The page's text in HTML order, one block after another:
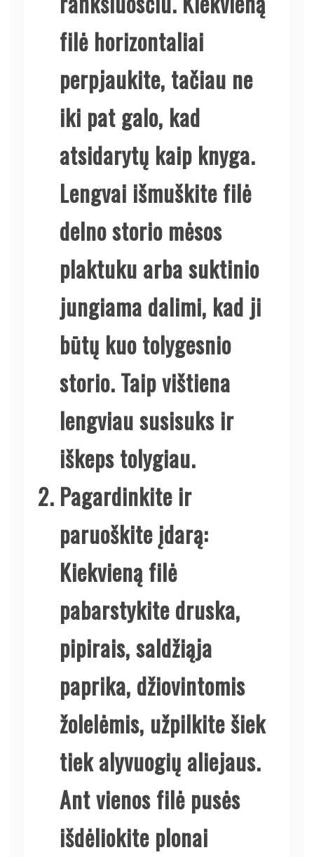
filė horizontaliai
perpjaukite, tačiau ne
iki pat galo, kad
atsidarytų kaip knyga.
Lengvai išmuškite filė
delno storio mėsos
plaktuku arba suktinio
jungiama dalimi, kad ji
būtų kuo tolygesnio
storio. Taip vištiena
lengviau susisuks ir
iškeps tolygiau.
Pagardinkite ir
paruoškite įdarą:
Kiekvieną filė
pabarstykite druska,
pipirais, saldžiąja
paprika, džiovintomis
žolelėmis, užpilkite šiek
tiek alyvuogių aliejaus.
Ant vienos filė pusės
išdėliokite plonai